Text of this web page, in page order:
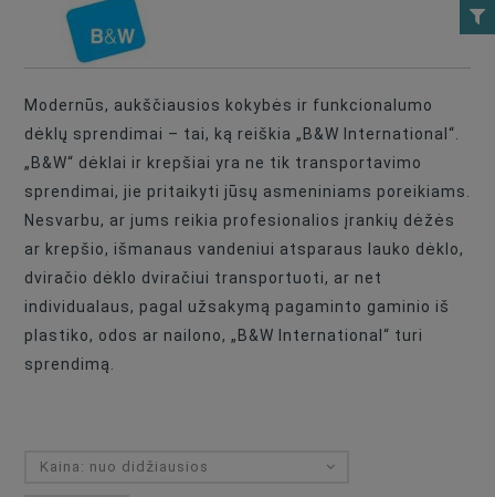
Modernūs, aukščiausios kokybės ir funkcionalumo
dėklų sprendimai – tai, ką reiškia „B&W International“.
„B&W“ dėklai ir krepšiai yra ne tik transportavimo
sprendimai, jie pritaikyti jūsų asmeniniams poreikiams.
Nesvarbu, ar jums reikia profesionalios įrankių dėžės
ar krepšio, išmanaus vandeniui atsparaus lauko dėklo,
dviračio dėklo dviračiui transportuoti, ar net
individualaus, pagal užsakymą pagaminto gaminio iš
plastiko, odos ar nailono, „B&W International“ turi
sprendimą.
Kaina: nuo didžiausios